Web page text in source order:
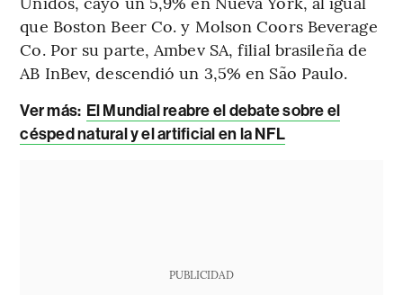
que Boston Beer Co. y Molson Coors Beverage
Co. Por su parte, Ambev SA, filial brasileña de
AB InBev, descendió un 3,5% en São Paulo.
Ver más: El Mundial reabre el debate sobre el
césped natural y el artificial en la NFL
PUBLICIDAD